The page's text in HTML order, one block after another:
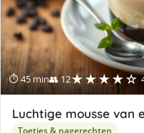
⏱ 45 min👥 12★★★★☆
Luchtige mousse van
Toetjes & nagerechten